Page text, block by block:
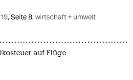
,Seite 8,wirtschaft + umwelt
auf Flüge